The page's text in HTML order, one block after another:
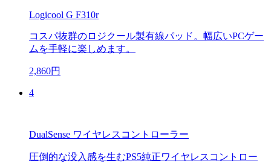
Logicool G F310r
コスパ抜群のロジクール製有線パッド。幅広いPCゲー
ムを手軽に楽しめます。
2,860円
4
DualSense ワイヤレスコントローラー
圧倒的な没入感を生むPS5純正ワイヤレスコントロー